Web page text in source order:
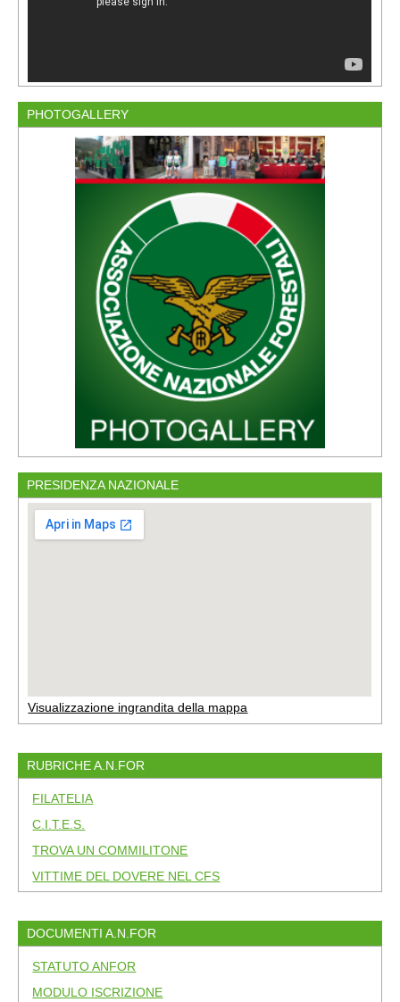
PHOTOGALLERY
PRESIDENZA NAZIONALE
Visualizzazione ingrandita della mappa
RUBRICHE A.N.FOR
FILATELIA
C.I.T.E.S.
TROVA UN COMMILITONE
VITTIME DEL DOVERE NEL CFS
DOCUMENTI A.N.FOR
STATUTO ANFOR
MODULO ISCRIZIONE